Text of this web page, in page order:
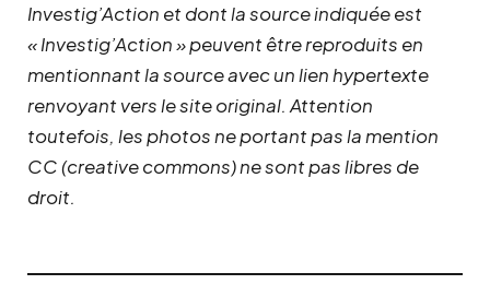
Investig’Action et dont la source indiquée est
« Investig’Action » peuvent être reproduits en
mentionnant la source avec un lien hypertexte
renvoyant vers le site original. Attention
toutefois, les photos ne portant pas la mention
CC (creative commons) ne sont pas libres de
droit.